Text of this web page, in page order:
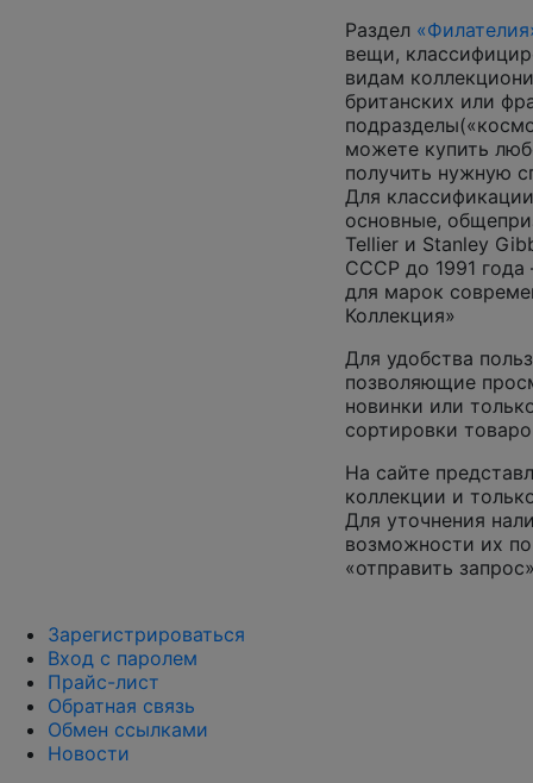
Раздел
вещи,
видам
британских или
можете купить
получить нужную
Для
основные,
Tellier и Stanley
СССР до 1991
для марок
Коллекция»
Для удобства
позволяющие
новинки или
сортировки
На сайте
коллекции и
Для уточнения
возможности их
«отправить
Зарегистрироваться
Вход с паролем
Прайс-лист
Обратная связь
Обмен ссылками
Новости